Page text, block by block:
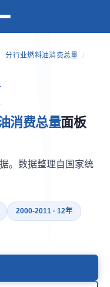
分行业燃料油消费总量
/
消费总量面板
。数据整理自国家统
2000-2011 · 12年